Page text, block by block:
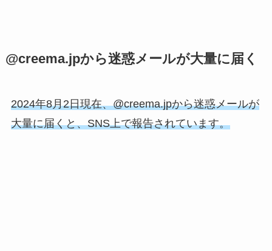
@creema.jpから迷惑メールが大量に届く
2024年8月2日現在、@creema.jpから迷惑メールが
大量に届くと、SNS上で報告されています。